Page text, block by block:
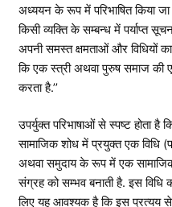
अध्ययन के रूप में परिभाषित किया
किसी व्यक्ति के सम्बन्ध में पर्याप्त
अपनी समस्त क्षमताओं और विधियों
कि एक स्त्री अथवा पुरुष समाज की
करता है.’’
उपर्युक्त परिभाषाओं से स्पष्ट होता
सामाजिक शोध में प्रयुक्त एक विधि
अथवा समुदाय के रूप में एक
संग्रह को सम्भव बनाती है. इस
लिए यह आवश्यक है कि इस प्रत्यय